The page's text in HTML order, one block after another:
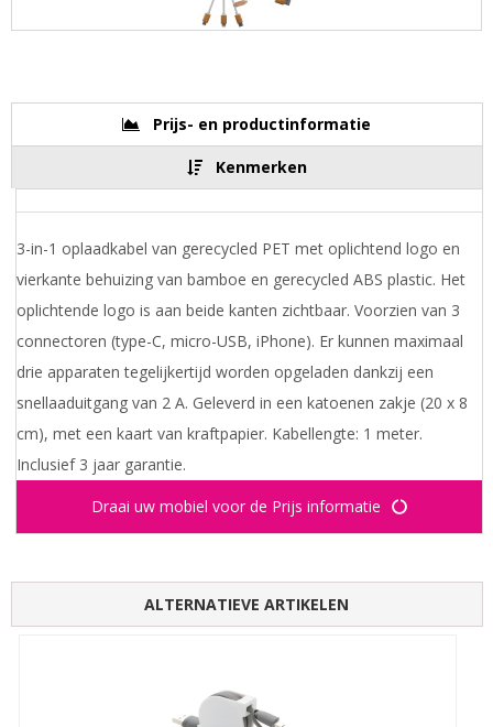
Prijs- en productinformatie
Kenmerken
3-in-1 oplaadkabel van gerecycled PET met oplichtend logo en
vierkante behuizing van bamboe en gerecycled ABS plastic. Het
oplichtende logo is aan beide kanten zichtbaar. Voorzien van 3
connectoren (type-C, micro-USB, iPhone). Er kunnen maximaal
drie apparaten tegelijkertijd worden opgeladen dankzij een
snellaaduitgang van 2 A. Geleverd in een katoenen zakje (20 x 8
cm), met een kaart van kraftpapier. Kabellengte: 1 meter.
Inclusief 3 jaar garantie.
Draai uw mobiel voor de Prijs informatie
ALTERNATIEVE ARTIKELEN